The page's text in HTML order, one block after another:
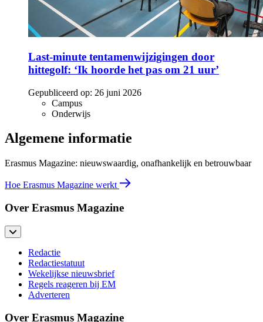
Last-minute tentamenwijzigingen door
hittegolf: ‘Ik hoorde het pas om 21 uur’
Gepubliceerd op: 26 juni 2026
Campus
Onderwijs
Algemene informatie
Erasmus Magazine: nieuwswaardig, onafhankelijk en betrouwbaar
Hoe Erasmus Magazine werkt
Over Erasmus Magazine
Redactie
Redactiestatuut
Wekelijkse nieuwsbrief
Regels reageren bij EM
Adverteren
Over Erasmus Magazine